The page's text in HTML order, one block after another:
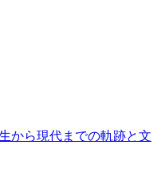
から現代までの軌跡と文